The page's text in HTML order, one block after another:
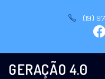
(19)
GERAÇÃO 4.0